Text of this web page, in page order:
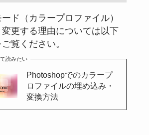
ド（カラープロファイル）
更する理由については以下
覧ください。
読みたい
Photoshopでのカラープ
ロファイルの埋め込み・
変換方法